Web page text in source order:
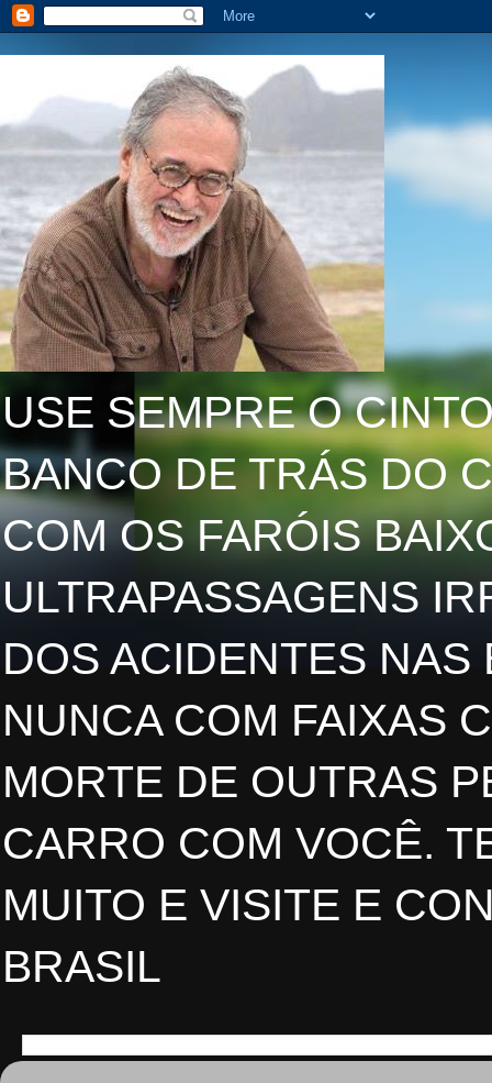
USE SEMPRE O
BANCO DE TRÁS DO
COM OS FARÓIS
ULTRAPASSAGENS
DOS ACIDENTES NAS
NUNCA COM FAIXAS
MORTE DE OUTRAS
CARRO COM VOCÊ.
MUITO E VISITE E
BRASIL